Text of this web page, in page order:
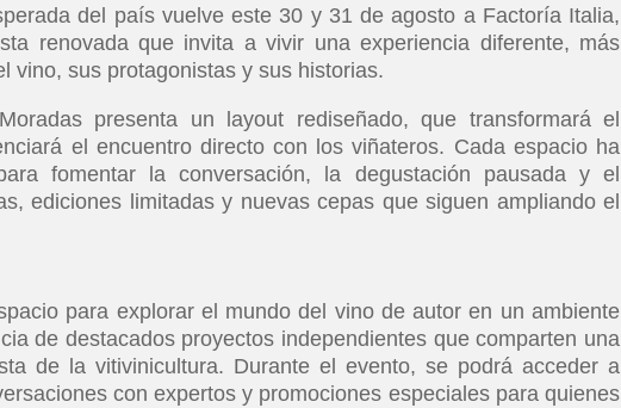
del país vuelve este 30 y 31 de agosto a Factoría Italia,
renovada que invita a vivir una experiencia diferente, más
vino, sus protagonistas y sus historias.
presenta un layout rediseñado, que transformará el
el encuentro directo con los viñateros. Cada espacio ha
fomentar la conversación, la degustación pausada y el
ediciones limitadas y nuevas cepas que siguen ampliando el
para explorar el mundo del vino de autor en un ambiente
de destacados proyectos independientes que comparten una
de la vitivinicultura. Durante el evento, se podrá acceder a
con expertos y promociones especiales para quienes